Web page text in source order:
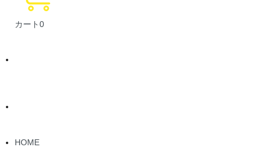
カート0
HOME